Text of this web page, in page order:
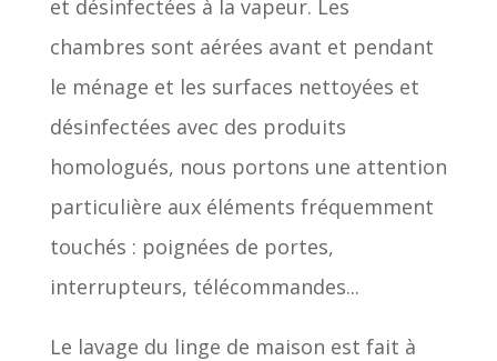
et désinfectées à la vapeur. Les
chambres sont aérées avant et pendant
le ménage et les surfaces nettoyées et
désinfectées avec des produits
homologués, nous portons une attention
particulière aux éléments fréquemment
touchés : poignées de portes,
interrupteurs, télécommandes...
Le lavage du linge de maison est fait à